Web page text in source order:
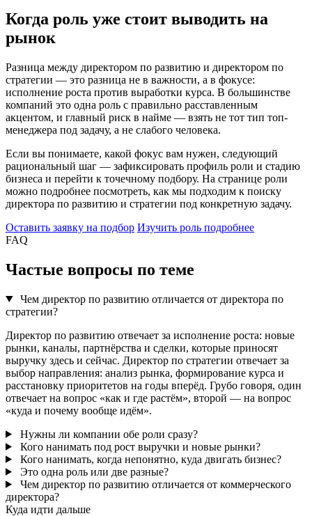
Когда роль уже стоит выводить на
рынок
Разница между директором по развитию и директором по
стратегии — это разница не в важности, а в фокусе:
исполнение роста против выработки курса. В большинстве
компаний это одна роль с правильно расставленным
акцентом, и главный риск в найме — взять не тот тип топ-
менеджера под задачу, а не слабого человека.
Если вы понимаете, какой фокус вам нужен, следующий
рациональный шаг — зафиксировать профиль роли и стадию
бизнеса и перейти к точечному подбору. На странице роли
можно подробнее посмотреть, как мы подходим к поиску
директора по развитию и стратегии под конкретную задачу.
Оставить заявку на подбор Изучить роль подробнее
FAQ
Частые вопросы по теме
Чем директор по развитию отличается от директора по
стратегии?
Директор по развитию отвечает за исполнение роста: новые
рынки, каналы, партнёрства и сделки, которые приносят
выручку здесь и сейчас. Директор по стратегии отвечает за
выбор направления: анализ рынка, формирование курса и
расстановку приоритетов на годы вперёд. Грубо говоря, один
отвечает на вопрос «как и где растём», второй — на вопрос
«куда и почему вообще идём».
Нужны ли компании обе роли сразу?
Кого нанимать под рост выручки и новые рынки?
Кого нанимать, когда непонятно, куда двигать бизнес?
Это одна роль или две разные?
Чем директор по развитию отличается от коммерческого
директора?
Куда идти дальше